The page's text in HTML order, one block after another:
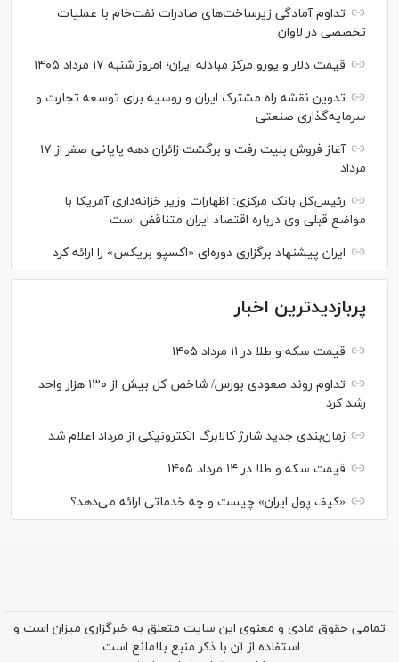
تداوم آمادگی زیرساخت‌های صادرات نفت‌خام با عملیات
تخصصی در لاوان
قیمت دلار و یورو مرکز مبادله ایران؛ امروز شنبه ۱۷ مرداد ۱۴۰۵
تدوین نقشه راه مشترک ایران و روسیه برای توسعه تجارت و
سرمایه‌گذاری صنعتی
آغاز فروش بلیت رفت و برگشت زائران دهه پایانی صفر از ۱۷
مرداد
رئیس‌کل بانک مرکزی: اظهارات وزیر خزانه‌داری آمریکا با
مواضع قبلی وی درباره اقتصاد ایران متناقض است
ایران پیشنهاد برگزاری دوره‌ای «اکسپو بریکس» را ارائه کرد
پربازدیدترین اخبار
قیمت سکه و طلا در ۱۱ مرداد ۱۴۰۵
تداوم روند صعودی بورس/ شاخص کل بیش از ۱۳۰ هزار واحد
رشد کرد
زمان‌بندی جدید شارژ کالابرگ الکترونیکی از مرداد اعلام شد
قیمت سکه و طلا در ۱۴ مرداد ۱۴۰۵
«کیف پول ایران» چیست و چه خدماتی ارائه می‌دهد؟
تمامی حقوق مادی و معنوی این سایت متعلق به خبرگزاری میزان است و
استفاده از آن با ذکر منبع بلامانع است.